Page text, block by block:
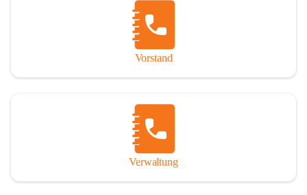
Vorstand
Verwaltung